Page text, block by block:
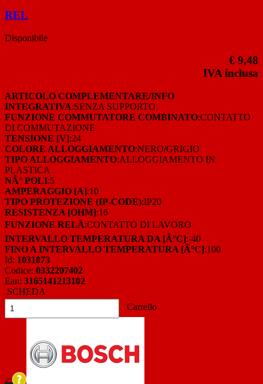
REL
Disponibile
€ 9,48
IVA inclusa
ARTICOLO COMPLEMENTARE/INFO
INTEGRATIVA:SENZA SUPPORTO
FUNZIONE COMMUTATORE COMBINATO:CONTATTO
DI COMMUTAZIONE
TENSIONE [V]:24
COLORE ALLOGGIAMENTO:NERO/GRIGIO
TIPO ALLOGGIAMENTO:ALLOGGIAMENTO IN
PLASTICA
NÂ° POLI:5
AMPERAGGIO [A]:10
TIPO PROTEZIONE (IP-CODE):IP20
RESISTENZA [OHM]:16
FUNZIONE RELÃ:CONTATTO DI LAVORO
INTERVALLO TEMPERATURA DA [Â°C]:-40
FINO A INTERVALLO TEMPERATURA [Â°C]:100
Id: 1031873
Codice: 0332207402
Ean: 3165141213102
SCHEDA
Carrello